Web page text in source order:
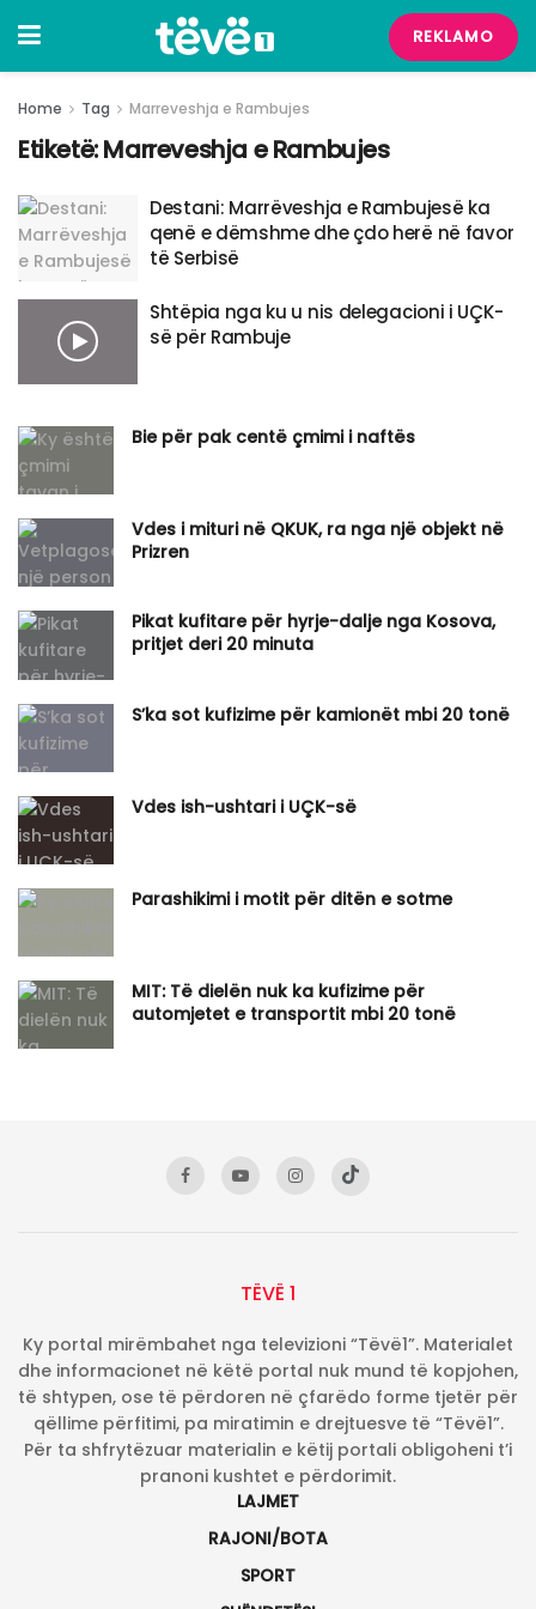
REKLAMO
Home Tag Marreveshja e Rambujes
Etiketë:Marreveshja e Rambujes
Destani: Marrëveshja e Rambujesë ka
qenë e dëmshme dhe çdo herë në favor
të Serbisë
Shtëpia nga ku u nis delegacioni i UÇK-
së për Rambuje
Bie për pak centë çmimi i naftës
Vdes i mituri në QKUK, ra nga një objekt në
Prizren
Pikat kufitare për hyrje-dalje nga Kosova,
pritjet deri 20 minuta
S’ka sot kufizime për kamionët mbi 20 tonë
Vdes ish-ushtari i UÇK-së
Parashikimi i motit për ditën e sotme
MIT: Të dielën nuk ka kufizime për
automjetet e transportit mbi 20 tonë
TËVË 1
Ky portal mirëmbahet nga televizioni “Tëvë1”. Materialet
dhe informacionet në këtë portal nuk mund të kopjohen,
të shtypen, ose të përdoren në çfarëdo forme tjetër për
qëllime përfitimi, pa miratimin e drejtuesve të “Tëvë1”.
Për ta shfrytëzuar materialin e këtij portali obligoheni t’i
pranoni kushtet e përdorimit.
LAJMET
RAJONI/BOTA
SPORT